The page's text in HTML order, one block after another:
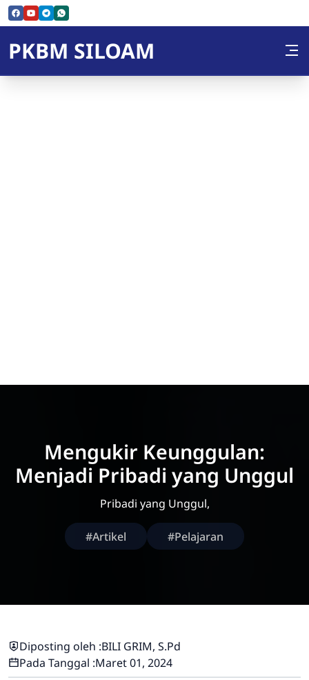
Skip to Content
PKBM SILOAM
Mengukir Keunggulan:
Menjadi Pribadi yang Unggul
Pribadi yang Unggul,
#Artikel #Pelajaran
Diposting oleh :BILI GRIM, S.Pd
Pada Tanggal :Maret 01, 2024